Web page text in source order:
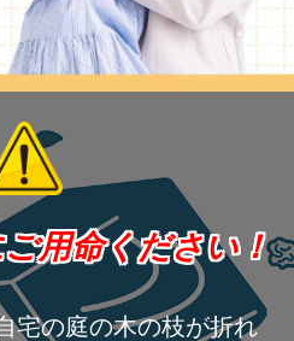
用命ください！
宅の庭の木の枝が折れ